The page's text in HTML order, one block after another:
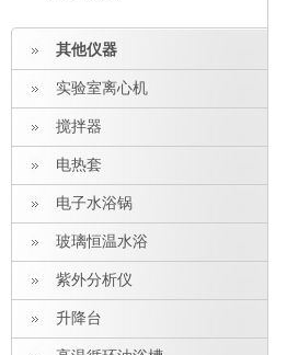
其他仪器
实验室离心机
搅拌器
电热套
电子水浴锅
玻璃恒温水浴
紫外分析仪
升降台